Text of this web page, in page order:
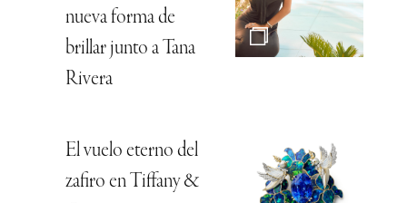
nueva forma de
brillar junto a Tana
Rivera
El vuelo eterno del
zafiro en Tiffany &